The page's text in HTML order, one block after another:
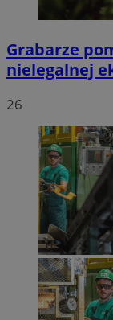
Grabarze
nielegalnej
26